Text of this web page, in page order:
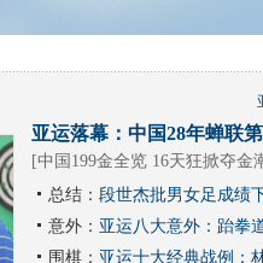
亚运落幕：中国28年蝉联
[中国199金全览 16天狂掀夺金
总结： 段世杰批男女足成绩
意外： 亚运八大意外：跆拳
围棋： 亚运十大经典战例：